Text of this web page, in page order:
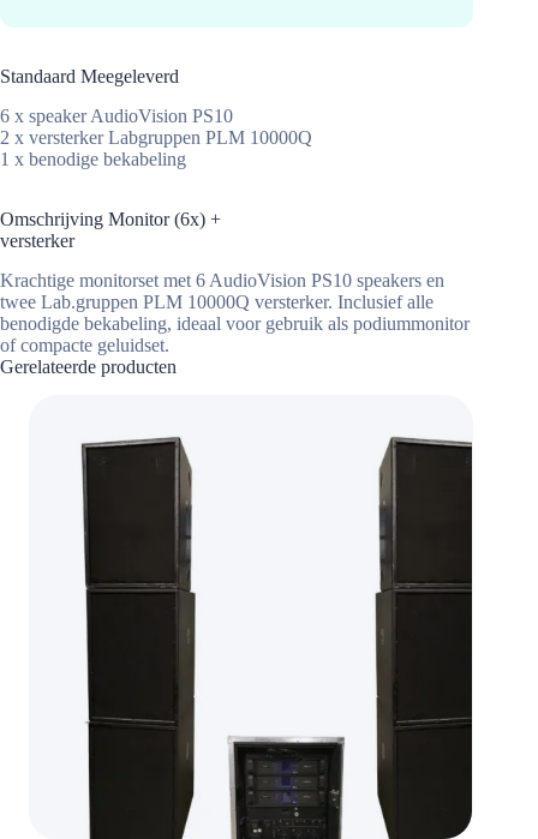
Standaard Meegeleverd
6 x speaker AudioVision PS10
2 x versterker Labgruppen PLM 10000Q
1 x benodige bekabeling
Omschrijving Monitor (6x) +
versterker
Krachtige monitorset met 6 AudioVision PS10 speakers en
twee Lab.gruppen PLM 10000Q versterker. Inclusief alle
benodigde bekabeling, ideaal voor gebruik als podiummonitor
of compacte geluidset.
Gerelateerde producten